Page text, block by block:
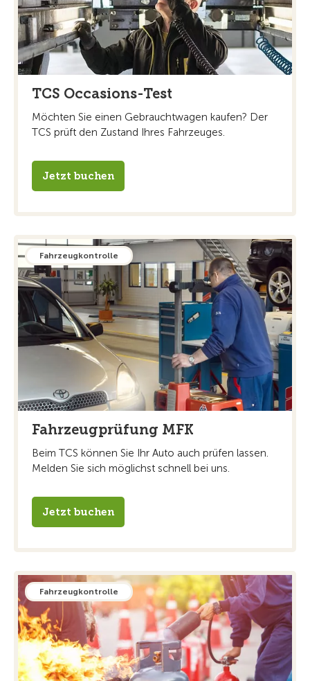
TCS Occasions-Test
Möchten Sie einen Gebrauchtwagen kaufen? Der
TCS prüft den Zustand Ihres Fahrzeuges.
Jetzt buchen
Fahrzeugkontrolle
Fahrzeugprüfung MFK
Beim TCS können Sie Ihr Auto auch prüfen lassen.
Melden Sie sich möglichst schnell bei uns.
Jetzt buchen
Fahrzeugkontrolle